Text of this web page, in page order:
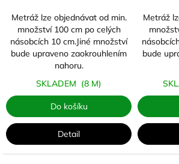
Metráž lze objednávat od min.
množství 100 cm po celých
násobcích 10 cm.Jiné množství
bude upraveno zaokrouhlením
nahoru.
SKLADEM (8 M)
Do košíku
Detail
Metráž
bude